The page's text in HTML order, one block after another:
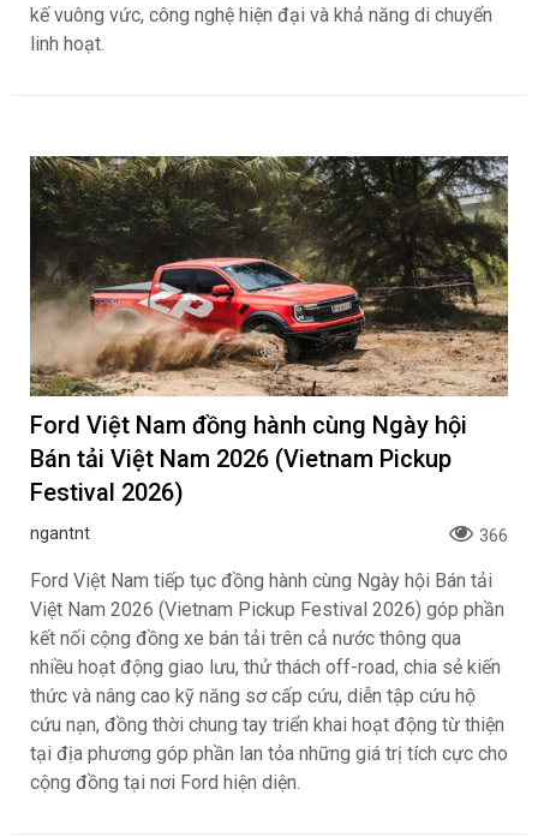
kế vuông vức, công nghệ hiện đại và khả năng di chuyển
linh hoạt.
Ford Việt Nam đồng hành cùng Ngày hội
Bán tải Việt Nam 2026 (Vietnam Pickup
Festival 2026)
ngantnt 366
Ford Việt Nam tiếp tục đồng hành cùng Ngày hội Bán tải
Việt Nam 2026 (Vietnam Pickup Festival 2026) góp phần
kết nối cộng đồng xe bán tải trên cả nước thông qua
nhiều hoạt động giao lưu, thử thách off-road, chia sẻ kiến
thức và nâng cao kỹ năng sơ cấp cứu, diễn tập cứu hộ
cứu nạn, đồng thời chung tay triển khai hoạt động từ thiện
tại địa phương góp phần lan tỏa những giá trị tích cực cho
cộng đồng tại nơi Ford hiện diện.